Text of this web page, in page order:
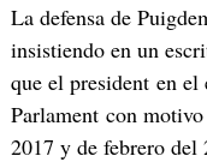
La defensa de
insistiendo en un
que el president en
Parlament con
2017 y de febrero del